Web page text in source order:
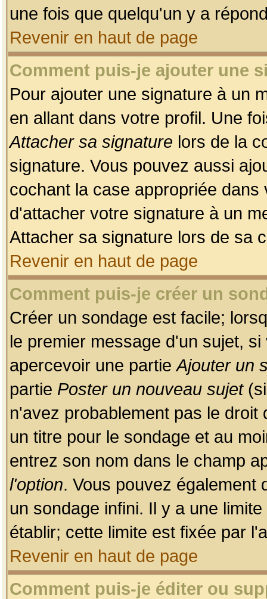
une fois que quelqu'un y a
Revenir en haut de page
Comment puis-je ajouter une
Pour ajouter une signature à un
en allant dans votre profil. Une
Attacher sa signature lors de la
signature. Vous pouvez aussi
cochant la case appropriée
d'attacher votre signature à un
Attacher sa signature lors de sa
Revenir en haut de page
Comment puis-je créer un
Créer un sondage est facile;
le premier message d'un sujet,
apercevoir une partieAjouter un
partie Poster un nouveau sujet(si
n'avez probablement pas le
un titre pour le sondage et au
entrez son nom dans le champ
l'option. Vous pouvez également
un sondage infini. Il y a une
établir; cette limite est fixée par
Revenir en haut de page
Comment puis-je éditer ou